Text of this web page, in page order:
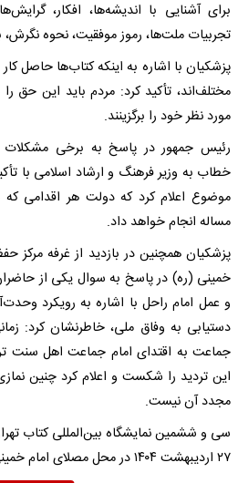
برای آشنایی با اندیشه‌ها، افکار،
تجربیات ملت‌ها، رموز موفقیت، نحوه نگرش،
پزشکیان با اشاره به اینکه کتاب‌ها حاصل
مختلف‌اند، تأکید کرد: مردم باید این حق
مورد نظر خود را برگزینند.
رئیس جمهور در پاسخ به برخی مشکلات
خطاب به وزیر فرهنگ و ارشاد اسلامی با
موضوع اعلام کرد که دولت هر اقدامی
مساله انجام خواهد داد.
پزشکیان همچنین در بازدید از غرفه مرکز
خمینی (ره) در پاسخ به سوال یکی از
و عمل امام راحل با اشاره به رویکرد
دستیابی به وفاق ملی، خاطرنشان کرد:
جماعت به اقتدای امام جماعت اهل سنت
این تردید را شکست و اعلام کرد چنین
مجدد آن نیست.
۲۷ اردیبهشت ۱۴۰۴ در محل مصلای امام خمینی تهران برگزار می‌شود./ایرنا